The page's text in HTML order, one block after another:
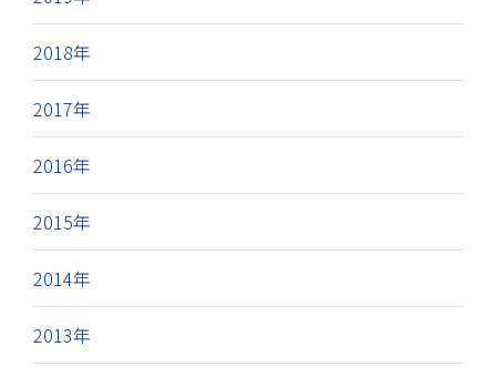
2018年
2017年
2016年
2015年
2014年
2013年